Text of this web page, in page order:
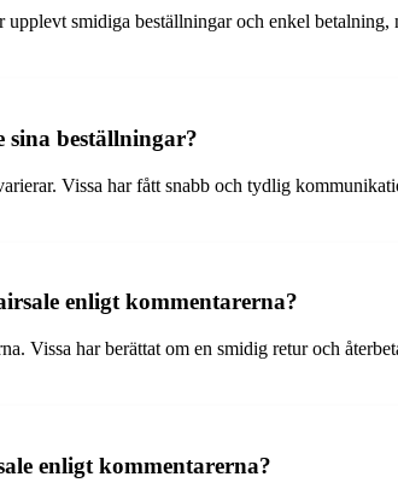
smidiga beställningar och enkel
beställningar?
Vissa har fått snabb och tydlig
enligt kommentarerna?
Vissa har berättat om en smidig retur och
enligt kommentarerna?